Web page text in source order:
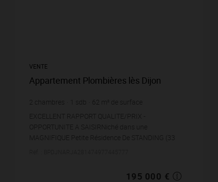
VENTE
Appartement Plombières lès Dijon
2 chambres sdb 62 m² de surface
3 145,16 € prix / m²
EXCELLENT RAPPORT QUALITE/PRIX -
OPPORTUNITE A SAISIRNiché dans une
MAGNIFIQUE Petite Résidence De STANDING (33
195 000 €